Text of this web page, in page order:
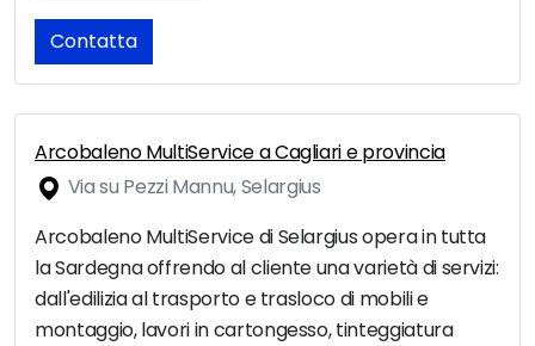
Contatta
Arcobaleno MultiService a Cagliari e provincia
Via su Pezzi Mannu, Selargius
Arcobaleno MultiService di Selargius opera in tutta
la Sardegna offrendo al cliente una varietà di servizi:
dall'edilizia al trasporto e trasloco di mobili e
montaggio, lavori in cartongesso, tinteggiatura